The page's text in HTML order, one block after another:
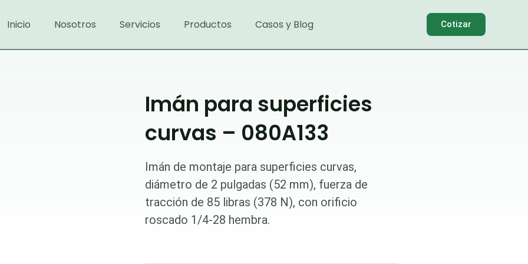
Inicio Nosotros Servicios Productos Casos y Blog Cotizar
Imán para superficies
curvas – 080A133
Imán de montaje para superficies curvas,
diámetro de 2 pulgadas (52 mm), fuerza de
tracción de 85 libras (378 N), con orificio
roscado 1/4-28 hembra.